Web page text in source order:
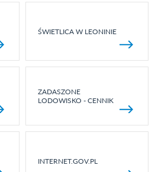
ŚWIETLICA W LEONINIE
ZADASZONE
LODOWISKO - CENNIK
INTERNET.GOV.PL